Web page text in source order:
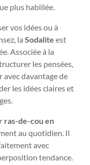
plus habillée.
vos idées ou à
laSodalite est
Associée à la
les pensées,
avec davantage de
les idées claires et
ras-de-cou en
au quotidien. Il
avec
tendance.